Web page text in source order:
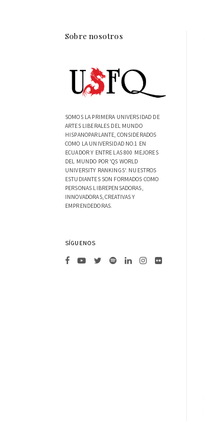
Sobre nosotros
SOMOS LA PRIMERA UNIVERSIDAD DE
ARTES LIBERALES DEL MUNDO
HISPANOPARLANTE, CONSIDERADOS
COMO LA UNIVERSIDAD NO.1 EN
ECUADOR Y ENTRE LAS 800 MEJORES
DEL MUNDO POR 'QS WORLD
UNIVERSITY RANKINGS'. NUESTROS
ESTUDIANTES SON FORMADOS COMO
PERSONAS LIBREPENSADORAS,
INNOVADORAS, CREATIVAS Y
EMPRENDEDORAS.
SÍGUENOS